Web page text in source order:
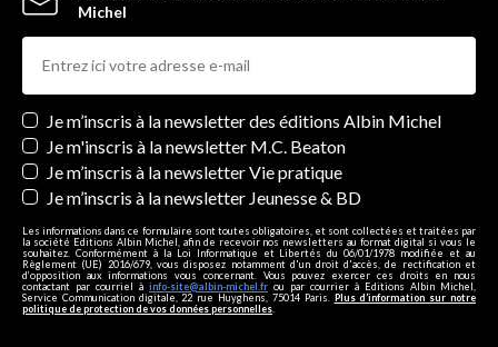
Michel
Newsletters
Je m’inscris à la newsletter des éditions Albin Michel
Je m'inscris à la newsletter M.C. Beaton
Je m’inscris à la newsletter Vie pratique
Je m’inscris à la newsletter Jeunesse & BD
Les informations dans ce formulaire sont toutes obligatoires, et sont collectées et traitées par
la société Editions Albin Michel, afin de recevoir nos newsletters au format digital si vous le
souhaitez. Conformément à la Loi Informatique et Libertés du 06/01/1978 modifiée et au
Règlement (UE) 2016/679, vous disposez notamment d'un droit d'accès, de rectification et
d’opposition aux informations vous concernant. Vous pouvez exercer ces droits en nous
contactant par courriel à info-site@albin-michel.fr ou par courrier à Editions Albin Michel,
Service Communication digitale, 22 rue Huyghens, 75014 Paris. Plus d’information sur notre
politique de protection de vos données personnelles